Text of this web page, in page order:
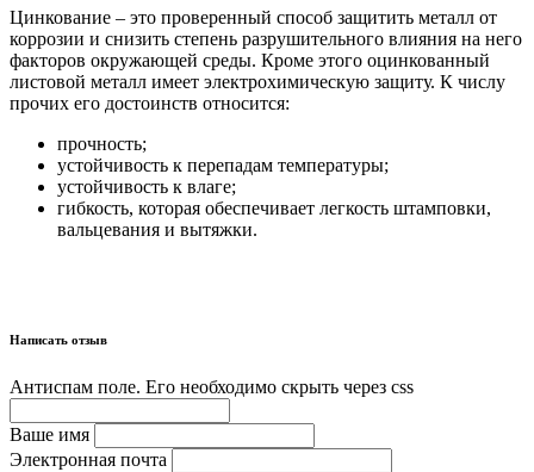
Цинкование – это проверенный способ защитить металл от
коррозии и снизить степень разрушительного влияния на него
факторов окружающей среды. Кроме этого оцинкованный
листовой металл имеет электрохимическую защиту. К числу
прочих его достоинств относится:
прочность;
устойчивость к перепадам температуры;
устойчивость к влаге;
гибкость, которая обеспечивает легкость штамповки,
вальцевания и вытяжки.
Написать отзыв
Антиспам поле. Его необходимо скрыть через css
Ваше имя
Электронная почта